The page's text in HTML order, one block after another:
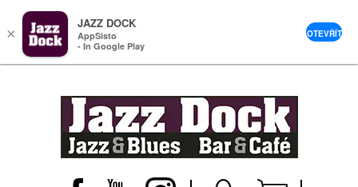
×
JAZZ DOCK
AppSisto
- In Google Play
OTEVŘÍT